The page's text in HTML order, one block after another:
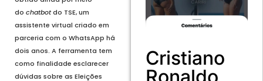
do chatbotdo TSE, um
assistente virtual criado em
parceria com o WhatsApp há
dois anos. A ferramenta tem
como finalidade esclarecer
dúvidas sobre as Eleições
Cristiano